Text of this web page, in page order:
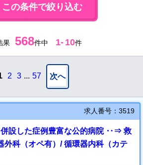
この条件で絞り込む
果 568件中 1- 10件
2 3 ... 57 次へ
求人番号：3519
設した症例豊富な公的病院 ‥⇒ 救
外科（オペ有）/ 循環器内科（カテ